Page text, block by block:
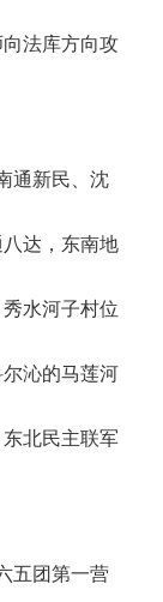
法库方向攻
通新民、沈
达，东南地
水河子村位
沁的马莲河
北民主联军
五团第一营